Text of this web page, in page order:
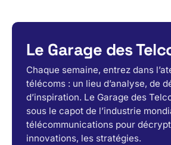
Le Garage des
Chaque semaine, entrez dans
télécoms : un lieu d’analyse, de
d’inspiration. Le Garage des
sous le capot de l’industrie
télécommunications pour
innovations, les stratégies.